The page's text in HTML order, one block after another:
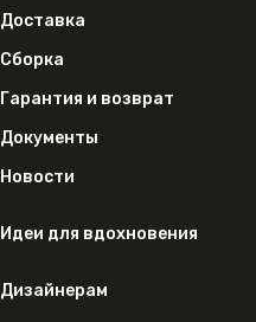
Доставка
Сборка
Гарантия и возврат
Документы
Новости
Идеи для вдохновения
Дизайнерам